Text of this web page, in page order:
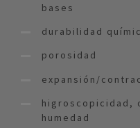
bases
durabilidad
porosidad
expansión/
higroscopicidad,
humedad